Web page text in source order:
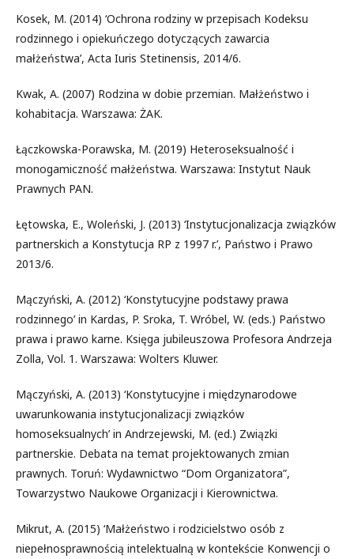
Kosek, M. (2014) ‘Ochrona rodziny w przepisach Kodeksu
rodzinnego i opiekuńczego dotyczących zawarcia
małżeństwa’, Acta Iuris Stetinensis, 2014/6.
Kwak, A. (2007) Rodzina w dobie przemian. Małżeństwo i
kohabitacja. Warszawa: ŻAK.
Łączkowska-Porawska, M. (2019) Heteroseksualność i
monogamiczność małżeństwa. Warszawa: Instytut Nauk
Prawnych PAN.
Łętowska, E., Woleński, J. (2013) ‘Instytucjonalizacja związków
partnerskich a Konstytucja RP z 1997 r.’, Państwo i Prawo
2013/6.
Mączyński, A. (2012) ‘Konstytucyjne podstawy prawa
rodzinnego’ in Kardas, P. Sroka, T. Wróbel, W. (eds.) Państwo
prawa i prawo karne. Księga jubileuszowa Profesora Andrzeja
Zolla, Vol. 1. Warszawa: Wolters Kluwer.
Mączyński, A. (2013) ‘Konstytucyjne i międzynarodowe
uwarunkowania instytucjonalizacji związków
homoseksualnych’ in Andrzejewski, M. (ed.) Związki
partnerskie. Debata na temat projektowanych zmian
prawnych. Toruń: Wydawnictwo “Dom Organizatora”,
Towarzystwo Naukowe Organizacji i Kierownictwa.
Mikrut, A. (2015) ‘Małżeństwo i rodzicielstwo osób z
niepełnosprawnością intelektualną w kontekście Konwencji o